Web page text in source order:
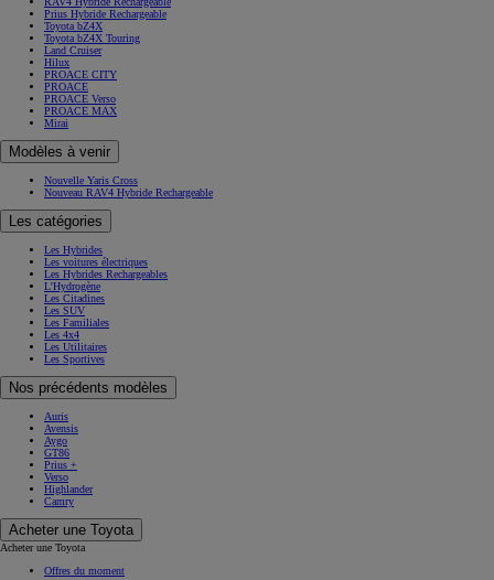
Prius Hybride Rechargeable
Toyota bZ4X
Toyota bZ4X Touring
Land Cruiser
Hilux
PROACE CITY
PROACE
PROACE Verso
PROACE MAX
Mirai
Modèles à venir
Nouvelle Yaris Cross
Nouveau RAV4 Hybride Rechargeable
Les catégories
Les Hybrides
Les voitures électriques
Les Hybrides Rechargeables
L'Hydrogène
Les Citadines
Les SUV
Les Familiales
Les 4x4
Les Utilitaires
Les Sportives
Nos précédents modèles
Auris
Avensis
Aygo
GT86
Prius +
Verso
Highlander
Camry
Acheter une Toyota
Acheter une Toyota
Offres du moment